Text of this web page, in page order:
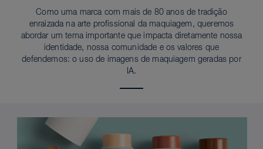
Como uma marca com mais de 80 anos de tradição
enraizada na arte profissional da maquiagem, queremos
abordar um tema importante que impacta diretamente nossa
identidade, nossa comunidade e os valores que
defendemos: o uso de imagens de maquiagem geradas por
IA.